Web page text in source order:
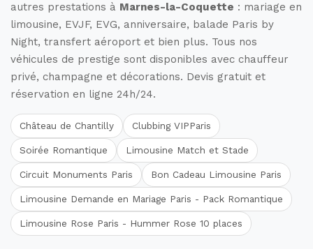
autres prestations à Marnes-la-Coquette : mariage en
limousine, EVJF, EVG, anniversaire, balade Paris by
Night, transfert aéroport et bien plus. Tous nos
véhicules de prestige sont disponibles avec chauffeur
privé, champagne et décorations. Devis gratuit et
réservation en ligne 24h/24.
Château de Chantilly Clubbing VIPParis
Soirée Romantique Limousine Match et Stade
Circuit Monuments Paris Bon Cadeau Limousine Paris
Limousine Demande en Mariage Paris - Pack Romantique
Limousine Rose Paris - Hummer Rose 10 places